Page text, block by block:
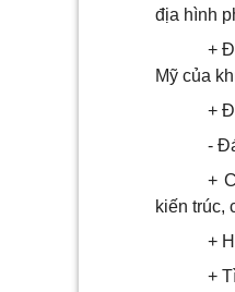
địa hình
+
Mỹ của
+
-
+
kiến trúc,
+
+